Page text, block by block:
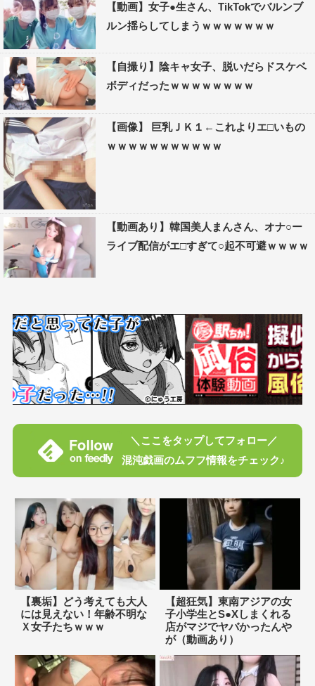
【動画】女子●生さん、TikTokでバルンブ
ルン揺らしてしまうｗｗｗｗｗｗｗ
【自撮り】陰キャ女子、脱いだらドスケベ
ボディだったｗｗｗｗｗｗｗｗ
【画像】 巨乳ＪＫ１←これよりエ□いもの
ｗｗｗｗｗｗｗｗｗｗｗ
【動画あり】韓国美人まんさん、オナ○ー
ライブ配信がエ□すぎて○起不可避ｗｗｗｗ
＼ここをタップしてフォロー／
混沌戯画のムフフ情報をチェック♪
【裏垢】どう考えても大人
には見えない！年齢不明な
Ｘ女子たちｗｗｗ
【超狂気】東南アジアの女
子小学生とS●Xしまくれる
店がマジでヤバかったんや
が（動画あり）